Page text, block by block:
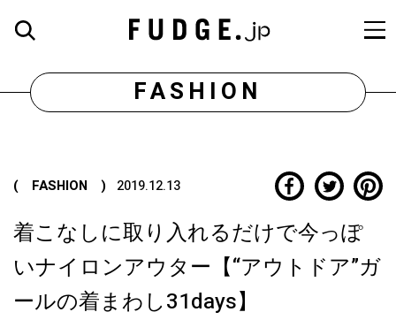
FASHION
( FASHION ) 2019.12.13
着こなしに取り入れるだけで今っぽ
いナイロンアウター【“アウトドア”ガ
ールの着まわし31days】